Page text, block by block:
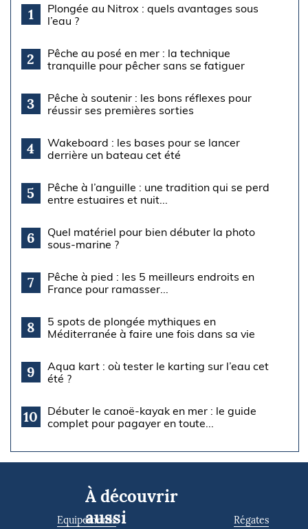
1
Plongée au Nitrox : quels avantages sous
l’eau ?
2
Pêche au posé en mer : la technique
tranquille pour pêcher sans se fatiguer
3
Pêche à soutenir : les bons réflexes pour
réussir ses premières sorties
4
Wakeboard : les bases pour se lancer
derrière un bateau cet été
5
Pêche à l’anguille : une tradition qui se perd
entre estuaires et nuit...
6
Quel matériel pour bien débuter la photo
sous-marine ?
7
Pêche à pied : les 5 meilleurs endroits en
France pour ramasser...
8
5 spots de plongée mythiques en
Méditerranée à faire une fois dans sa vie
9
Aqua kart : où tester le karting sur l’eau cet
été ?
10
Débuter le canoë-kayak en mer : le guide
complet pour pagayer en toute...
À découvrir
aussi
Equipements Régates